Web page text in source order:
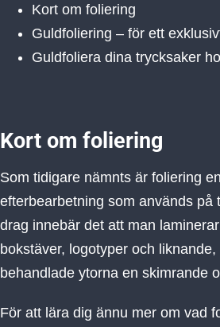
Kort om foliering
Guldfoliering – för ett
Guldfoliera dina trycksaker
Kort om foliering
Som tidigare nämnts är foliering
efterbearbetning som används på
drag innebär det att man
bokstäver, logotyper och
behandlade ytorna en skimrande
För att lära dig ännu mer om vad